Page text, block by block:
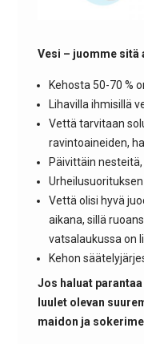
Vesi – juomme sitä
Kehosta 50-70 %
Lihavilla ihmisillä
Vettä tarvitaan
ravintoaineiden,
Päivittäin
Vettä olisi hyvä
aikana, sillä
vatsalaukussa on
Kehon
Jos haluat
luulet olevan
maidon ja